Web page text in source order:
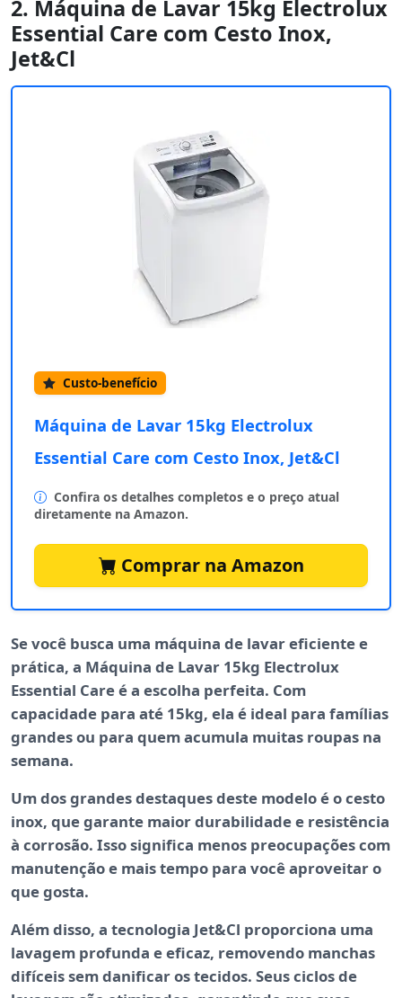
2. Máquina de Lavar 15kg Electrolux
Essential Care com Cesto Inox,
Jet&Cl
Custo-benefício
Máquina de Lavar 15kg Electrolux
Essential Care com Cesto Inox, Jet&Cl
Confira os detalhes completos e o preço atual
diretamente na Amazon.
Comprar na Amazon
Se você busca uma máquina de lavareficiente e
prática, a Máquina de Lavar 15kg Electrolux
Essential Careé a escolha perfeita. Com
capacidade para até 15kg, ela é ideal para famílias
grandes ou para quem acumula muitas roupas na
semana.
Um dos grandes destaques deste modelo é ocesto
inox, que garante maior durabilidade e resistência
à corrosão. Isso significa menos preocupações com
manutenção e mais tempo para você aproveitar o
que gosta.
Além disso, a tecnologia Jet&Cl proporciona uma
lavagem profunda e eficaz, removendo manchas
difíceis sem danificar os tecidos. Seus ciclos de